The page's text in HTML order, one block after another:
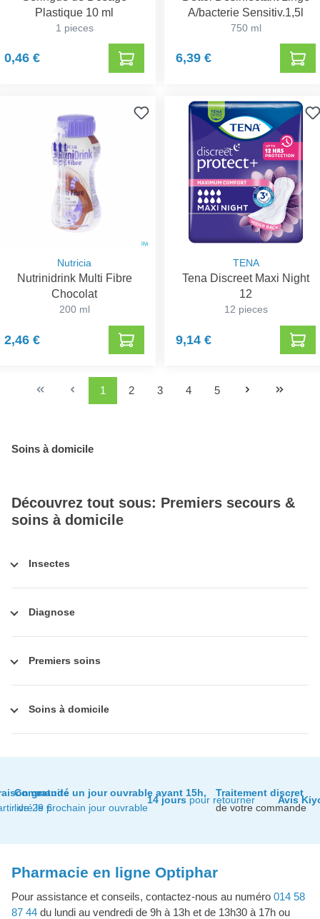
Plastique 10 ml
1 pieces
0,46 €
A/bacterie Sensitiv.1,5l
750 ml
6,39 €
Nutricia
Nutrinidrink Multi Fibre
Chocolat
200 ml
2,46 €
TENA
Tena Discreet Maxi Night
12
12 pieces
9,14 €
1 2 3 4 5
Soins à domicile
Découvrez tout sous: Premiers secours &
soins à domicile
Insectes
Diagnose
Premiers soins
Soins à domicile
gratuite
de 29 €
Commandé un jour ouvrable avant 15h,
livré le prochain jour ouvrable
14 jourspour retourner
Traitement discret
de votre commande
Avis
Pharmacie en ligne Optiphar
Pour assistance et conseils, contactez-nous au numéro 014 58
87 44 du lundi au vendredi de 9h à 13h et de 13h30 à 17h ou